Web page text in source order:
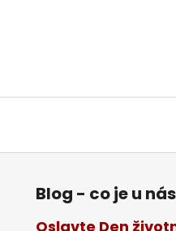
Blog - co je u
Oslavte Den